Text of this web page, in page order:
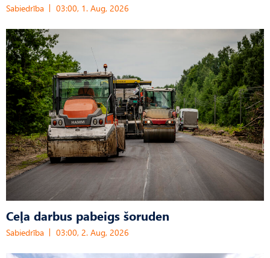
Sabiedrība 03:00, 1. Aug, 2026
Ceļa darbus pabeigs šoruden
Sabiedrība 03:00, 2. Aug, 2026